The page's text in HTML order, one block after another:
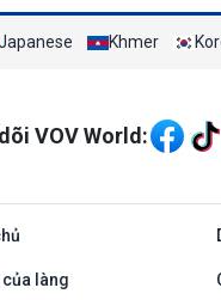
Khmer
VOV World:
của làng